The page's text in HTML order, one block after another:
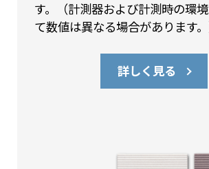
す。（計測器および計測時の環
て数値は異なる場合があります。
詳しく見る